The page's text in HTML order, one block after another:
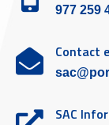
977 259
Contact
SAC